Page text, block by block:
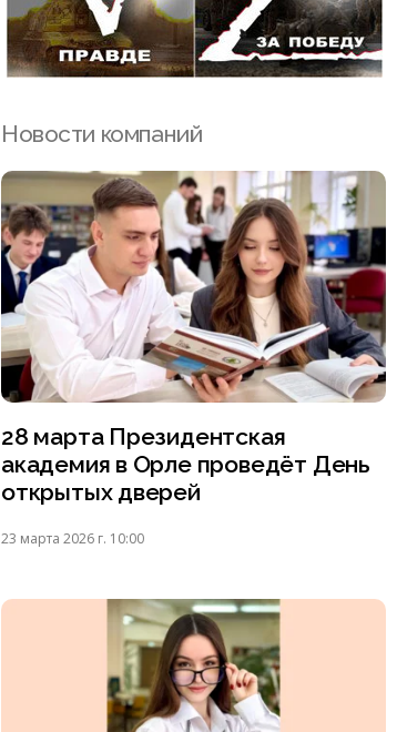
Новости компаний
28 марта Президентская
академия в Орле проведёт День
открытых дверей
23 марта 2026 г. 10:00